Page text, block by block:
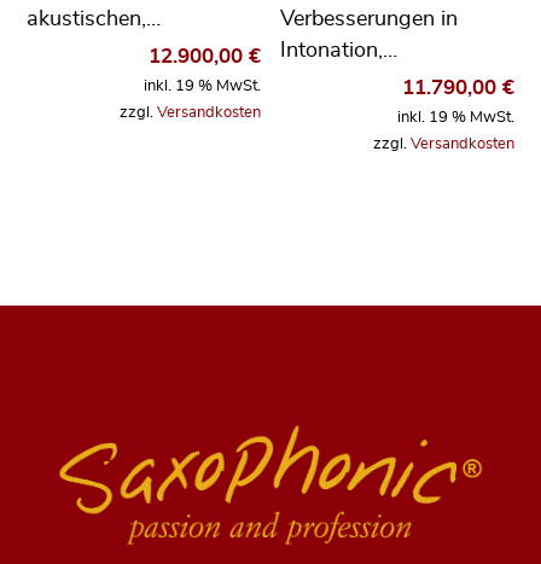
akustischen,…
12.900,00 €
inkl. 19 % MwSt.
zzgl. Versandkosten
Verbesserungen in
Intonation,…
11.790,00 €
inkl. 19 % MwSt.
zzgl. Versandkosten